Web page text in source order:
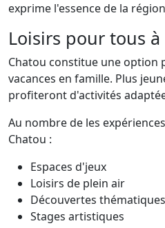
exprime l'essence de la
Loisirs pour tous à
Chatou constitue une option
vacances en famille. Plus
profiteront d'activités
Au nombre de les
Chatou :
Espaces d'jeux
Loisirs de plein air
Découvertes thématiques
Stages artistiques